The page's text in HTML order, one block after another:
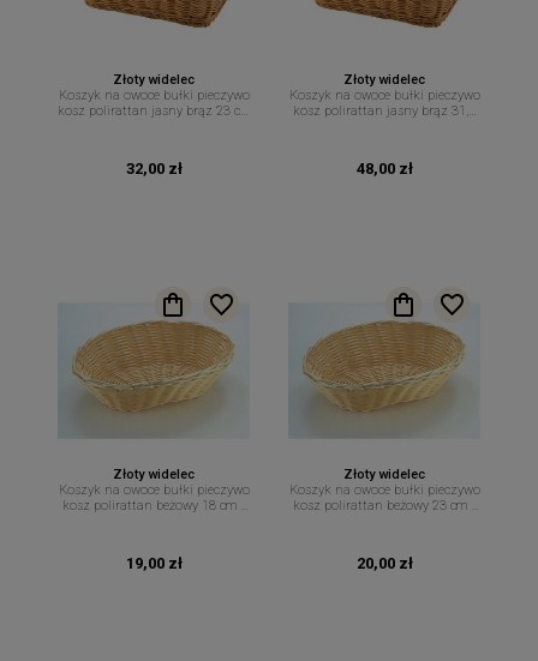
Złoty widelec
Koszyk na owoce bułki pieczywo
kosz polirattan jasny brąz 23 cm
32,00 zł
Złoty widelec
Koszyk na owoce bułki pieczywo
kosz polirattan jasny brąz 31,5
48,00 zł
Złoty widelec
Koszyk na owoce bułki pieczywo
kosz polirattan beżowy 18 cm x
19,00 zł
Złoty widelec
Koszyk na owoce bułki pieczywo
kosz polirattan beżowy 23 cm x
20,00 zł